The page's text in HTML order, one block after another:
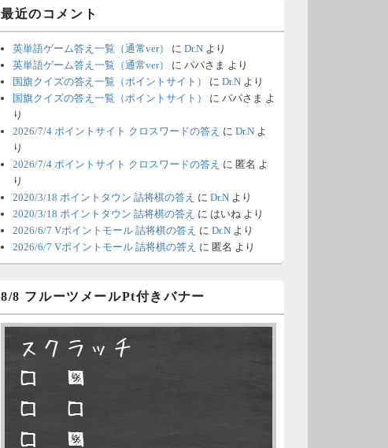
ってしまいそうです。申し訳ござ
いません。
6/18 1:39 （Dr.N）
時間の都合が付かないため、6月18
日の更新は休みます。申し訳あり
ません。
6/8 4:39 （Dr.N）
Vポイントモールが6：00までメン
テナンスとのことなので、本日分
の更新は難しいかもしれません。
明日、6月7日分の更新は昼頃にな
ってしまいそうです。申し訳ござ
いません。
6/2 10:04
永久不滅.comの本日分の更新が完
了しました。
最近のコメント
英単語ゲーム答え一覧（通常ver） に Dr.N より
英単語ゲーム答え一覧（通常ver）
に パパさま より
国旗クイズの答え一覧（ポイントサイト）
に Dr.N より
国旗クイズの答え一覧（ポイントサイト）
に パパさま よ
り
2026/7/4 ポイントサイト クロスワードの答え に Dr.N よ
り
2026/7/4 ポイントサイト クロスワードの答え に 匿名 よ
り
2020/3/18 ポイントタウン 詰将棋の答え に Dr.N より
2020/3/18 ポイントタウン 詰将棋の答え に はいね より
2026/6/7 Vポイントモール 詰将棋の答え に Dr.N より
2026/6/7 Vポイントモール 詰将棋の答え に 匿名 より
8/8 フルーツメールPt付きバナー
スクラッチ
□ ■
□ □
□ ■